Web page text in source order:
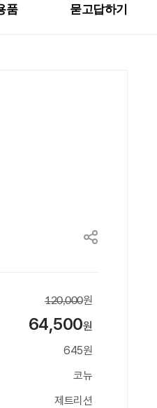
품 묻고답하기
120,000원
64,500원
645원
코뉴
제트리션